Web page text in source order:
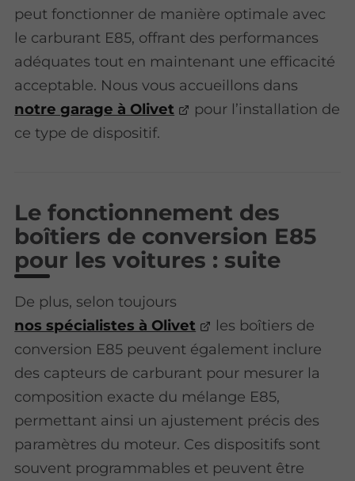
peut fonctionner de manière optimale avec
le carburant E85, offrant des performances
adéquates tout en maintenant une efficacité
acceptable. Nous vous accueillons dans
notre garage à Olivet
pour l’installation de
ce type de dispositif.
Le fonctionnement des
boîtiers de conversion E85
pour les voitures : suite
De plus, selon toujours
nos spécialistes à Olivet
les boîtiers de
conversion E85 peuvent également inclure
des capteurs de carburant pour mesurer la
composition exacte du mélange E85,
permettant ainsi un ajustement précis des
paramètres du moteur. Ces dispositifs sont
souvent programmables et peuvent être